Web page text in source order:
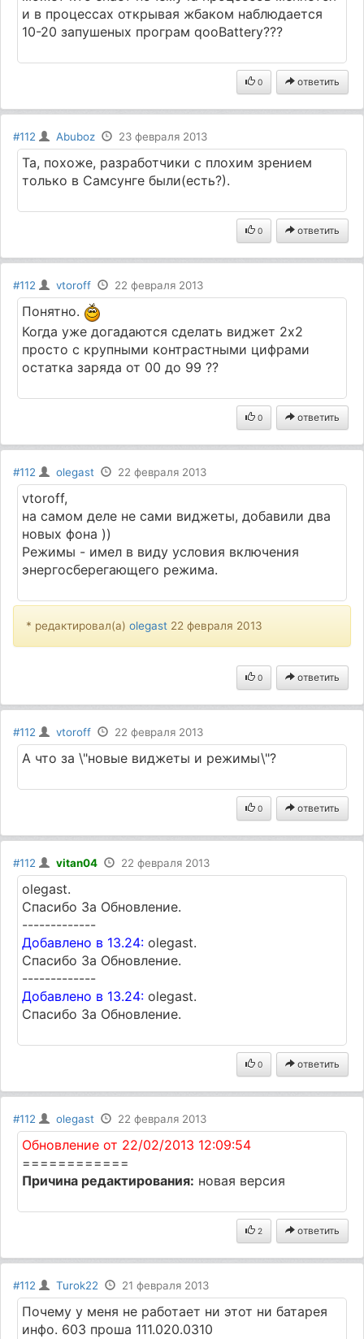
и в процессах открывая жбаком наблюдается
10-20 запушеных програм qooBattery???
0 ответить
#112 Abuboz 23 февраля 2013
Та, похоже, разработчики с плохим зрением
только в Самсунге были(есть?).
0 ответить
#112 vtoroff 22 февраля 2013
Понятно.
Когда уже догадаются сделать виджет 2х2
просто с крупными контрастными цифрами
остатка заряда от 00 до 99 ??
0 ответить
#112 olegast 22 февраля 2013
vtoroff,
на самом деле не сами виджеты, добавили два
новых фона ))
Режимы - имел в виду условия включения
энергосберегающего режима.
* редактировал(а)olegast 22 февраля 2013
0 ответить
#112 vtoroff 22 февраля 2013
А что за \"новые виджеты и режимы\"?
0 ответить
#112 vitan04 22 февраля 2013
olegast.
Спасибо За Обновление.
-------------
Добавлено в 13.24: olegast.
Спасибо За Обновление.
-------------
Добавлено в 13.24: olegast.
Спасибо За Обновление.
0 ответить
#112 olegast 22 февраля 2013
Обновление от 22/02/2013 12:09:54
============
Причина редактирования: новая версия
2 ответить
#112 Turok22 21 февраля 2013
Почему у меня не работает ни этот ни батарея
инфо. 603 проша 111.020.0310